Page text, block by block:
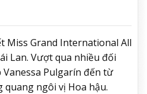
Miss Grand International All
Lan. Vượt qua nhiều đối
Pulgarín đến từ
quang ngôi vị Hoa hậu.